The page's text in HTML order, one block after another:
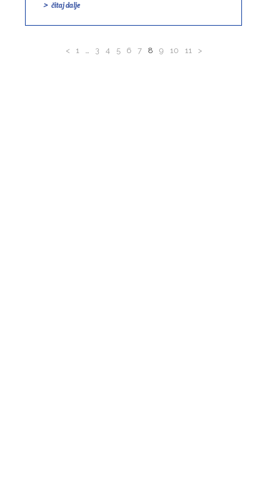
čitaj dalje
< 1 3 4 5 6 7 8 9 10 11 >